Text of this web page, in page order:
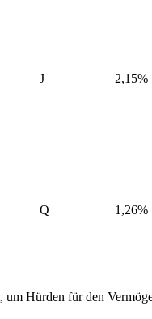
J 2,15%
Q 1,26%
um Hürden für den